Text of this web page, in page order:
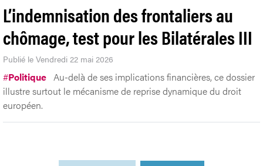
L’indemnisation des frontaliers au
chômage, test pour les Bilatérales III
Publié le Vendredi 22 mai 2026
#Politique Au-delà de ses implications financières, ce dossier
illustre surtout le mécanisme de reprise dynamique du droit
européen.